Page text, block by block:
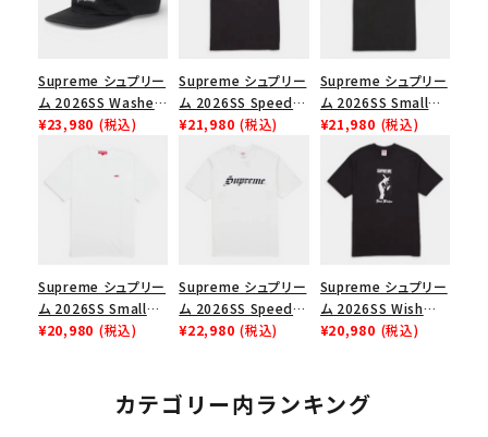
Supreme シュプリー
ム 2026SS Washed
Chino Twill Camp
¥23,980 (税込)
Supreme シュプリー
ム 2026SS Speed
Tee スピードTシャツ
¥21,980 (税込)
Supreme シュプリー
ム 2026SS Small
Box Tee スモールボ
ックスTシャツ ブラッ
¥21,980 (税込)
Supreme シュプリー
ム 2026SS Small
Box Tee スモールボ
¥20,980 (税込)
Supreme シュプリー
ム 2026SS Speed
Tee スピードTシャツ
¥22,980 (税込)
Supreme シュプリー
ム 2026SS Wish
Tee ウィッシュTシ
¥20,980 (税込)
カテゴリー内ランキング